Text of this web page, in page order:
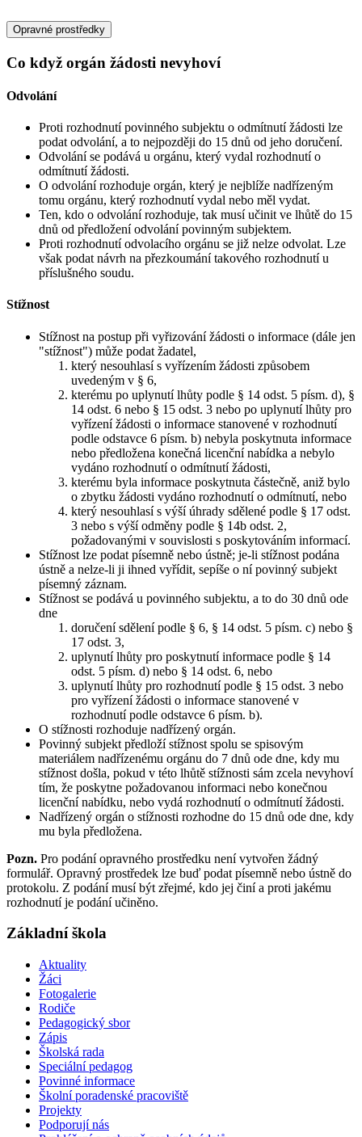
Opravné prostředky
Co když orgán žádosti nevyhoví
Odvolání
Proti rozhodnutí povinného subjektu o odmítnutí žádosti lze
podat odvolání, a to nejpozději do 15 dnů od jeho doručení.
Odvolání se podává u orgánu, který vydal rozhodnutí o
odmítnutí žádosti.
O odvolání rozhoduje orgán, který je nejblíže nadřízeným
tomu orgánu, který rozhodnutí vydal nebo měl vydat.
Ten, kdo o odvolání rozhoduje, tak musí učinit ve lhůtě do 15
dnů od předložení odvolání povinným subjektem.
Proti rozhodnutí odvolacího orgánu se již nelze odvolat. Lze
však podat návrh na přezkoumání takového rozhodnutí u
příslušného soudu.
Stížnost
Stížnost na postup při vyřizování žádosti o informace (dále jen
"stížnost") může podat žadatel,
který nesouhlasí s vyřízením žádosti způsobem
uvedeným v § 6,
kterému po uplynutí lhůty podle § 14 odst. 5 písm. d), §
14 odst. 6 nebo § 15 odst. 3 nebo po uplynutí lhůty pro
vyřízení žádosti o informace stanovené v rozhodnutí
podle odstavce 6 písm. b) nebyla poskytnuta informace
nebo předložena konečná licenční nabídka a nebylo
vydáno rozhodnutí o odmítnutí žádosti,
kterému byla informace poskytnuta částečně, aniž bylo
o zbytku žádosti vydáno rozhodnutí o odmítnutí, nebo
který nesouhlasí s výší úhrady sdělené podle § 17 odst.
3 nebo s výší odměny podle § 14b odst. 2,
požadovanými v souvislosti s poskytováním informací.
Stížnost lze podat písemně nebo ústně; je-li stížnost podána
ústně a nelze-li ji ihned vyřídit, sepíše o ní povinný subjekt
písemný záznam.
Stížnost se podává u povinného subjektu, a to do 30 dnů ode
dne
doručení sdělení podle § 6, § 14 odst. 5 písm. c) nebo §
17 odst. 3,
uplynutí lhůty pro poskytnutí informace podle § 14
odst. 5 písm. d) nebo § 14 odst. 6, nebo
uplynutí lhůty pro rozhodnutí podle § 15 odst. 3 nebo
pro vyřízení žádosti o informace stanovené v
rozhodnutí podle odstavce 6 písm. b).
O stížnosti rozhoduje nadřízený orgán.
Povinný subjekt předloží stížnost spolu se spisovým
materiálem nadřízenému orgánu do 7 dnů ode dne, kdy mu
stížnost došla, pokud v této lhůtě stížnosti sám zcela nevyhoví
tím, že poskytne požadovanou informaci nebo konečnou
licenční nabídku, nebo vydá rozhodnutí o odmítnutí žádosti.
Nadřízený orgán o stížnosti rozhodne do 15 dnů ode dne, kdy
mu byla předložena.
Pozn. Pro podání opravného prostředku není vytvořen žádný
formulář. Opravný prostředek lze buď podat písemně nebo ústně do
protokolu. Z podání musí být zřejmé, kdo jej činí a proti jakému
rozhodnutí je podání učiněno.
Základní škola
Aktuality
Žáci
Fotogalerie
Rodiče
Pedagogický sbor
Zápis
Školská rada
Speciální pedagog
Povinné informace
Školní poradenské pracoviště
Projekty
Podporují nás